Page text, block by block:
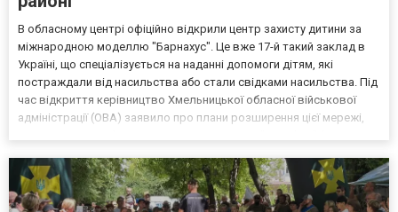
В обласному центрі офіційно відкрили центр захисту дитини за
міжнародною моделлю "Барнахус". Це вже 17-й такий заклад в
Україні, що спеціалізується на наданні допомоги дітям, які
постраждали від насильства або стали свідками насильства. Під
час відкриття керівництво Хмельницької обласної військової
адміністрації (ОВА) заявило про плани розширення цієї мережі,